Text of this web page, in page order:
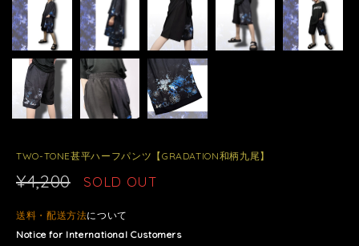
TWO-TONE甚平ハーフパンツ【GRADATION和柄九尾】
¥4,200 SOLD OUT
送料・配送方法について
Notice for International Customers